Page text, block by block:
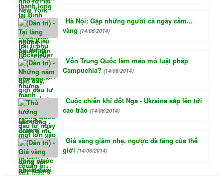
Hà Nội: Gặp những người cả ngày cầm...
vàng (14/06/2014)
Vốn Trung Quốc làm méo mó luật pháp
Campuchia? (14/06/2014)
Cuộc chiến khí đốt Nga - Ukraine sắp lên tới
cao trào (14/06/2014)
Giá vàng giảm nhẹ, ngược đà tăng của thế
giới (14/06/2014)